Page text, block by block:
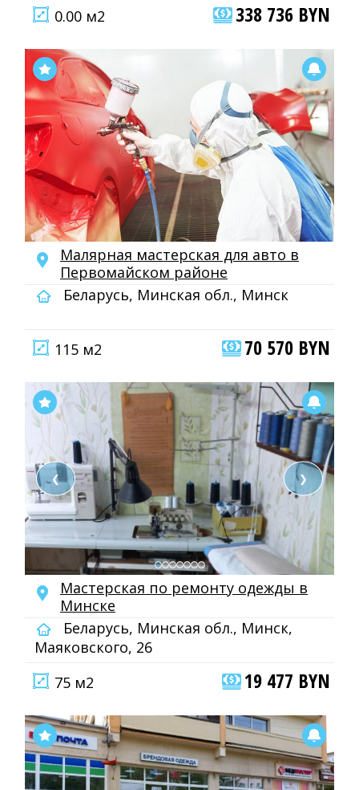
0.00 м2 338 736 BYN
Малярная мастерская для авто в
Первомайском районе
Беларусь, Минская обл., Минск
115 м2 70 570 BYN
❮ ❯
Мастерская по ремонту одежды в
Минске
Беларусь, Минская обл., Минск,
Маяковского, 26
75 м2
19 477 BYN